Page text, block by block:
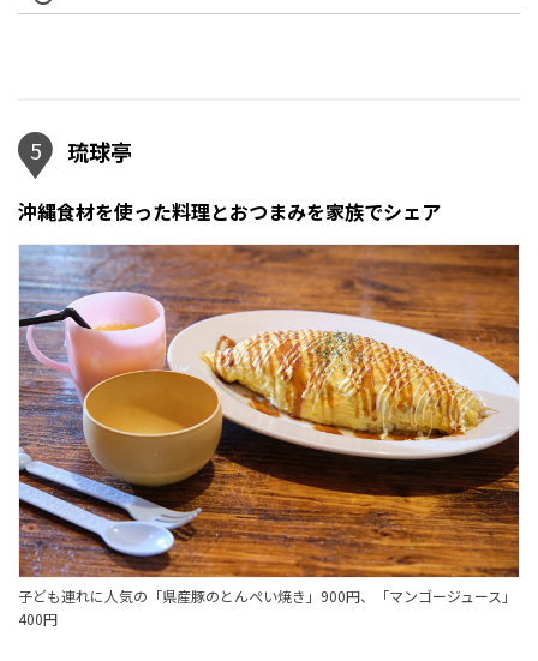
5 琉球亭
沖縄食材を使った料理とおつまみを家族でシェア
子ども連れに人気の「県産豚のとんぺい焼き」900円、「マンゴージュース」
400円